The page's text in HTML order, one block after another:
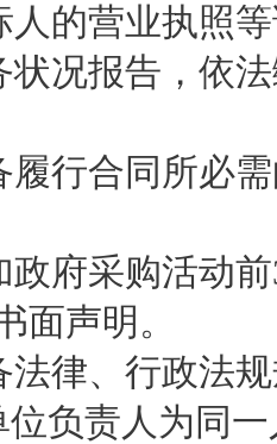
人的营业执照
状况报告，依
履行合同所必
政府采购活动
面声明。
法律、行政法
位负责人为同